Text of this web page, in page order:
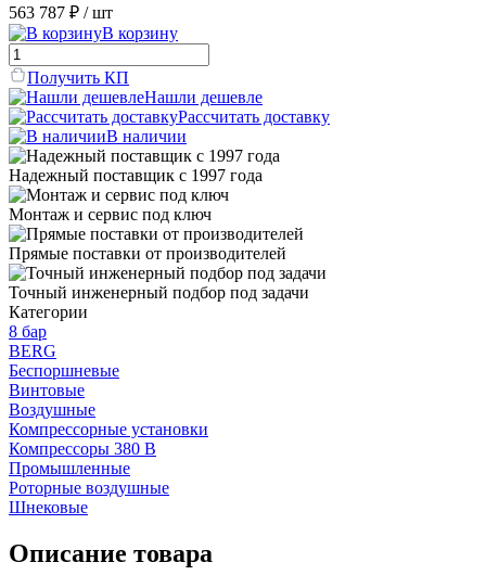
563 787 ₽ / шт
В корзину
Получить КП
Нашли дешевле
Рассчитать доставку
В наличии
Надежный поставщик с 1997 года
Монтаж и сервис под ключ
Прямые поставки от производителей
Точный инженерный подбор под задачи
Категории
8 бар
BERG
Беспоршневые
Винтовые
Воздушные
Компрессорные установки
Компрессоры 380 В
Промышленные
Роторные воздушные
Шнековые
Описание товара